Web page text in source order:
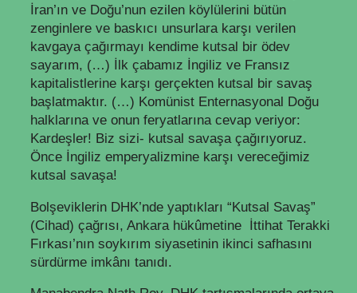
İran’ın ve Doğu’nun ezilen köylülerini bütün
zenginlere ve baskıcı unsurlara karşı verilen
kavgaya çağırmayı kendime kutsal bir ödev
sayarım, (…) İlk çabamız İngiliz ve Fransız
kapitalistlerine karşı gerçekten kutsal bir savaş
başlatmaktır. (…) Komünist Enternasyonal Doğu
halklarına ve onun feryatlarına cevap veriyor:
Kardeşler! Biz sizi- kutsal savaşa çağırıyoruz.
Önce İngiliz emperyalizmine karşı vereceğimiz
kutsal savaşa!
Bolşeviklerin DHK’nde yaptıkları “Kutsal Savaş”
(Cihad) çağrısı, Ankara hükûmetine İttihat Terakki
Fırkası’nın soykırım siyasetinin ikinci safhasını
sürdürme imkânı tanıdı.